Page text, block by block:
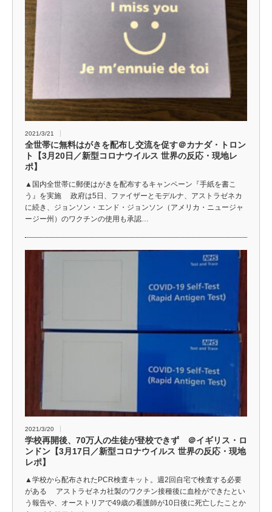
2021/3/21
全世帯に無料はがきを配布し交流を促す＠カナダ・トロン
ト【3月20日／新型コロナウイルス 世界の反応・現地レ
ポ】
▲国内全世帯に郵便はがきを配布するキャンペーン『手紙を書こ
う』を実施 政府は5日、ファイザーとモデルナ、アストラゼネカ
に続き、ジョンソン・エンド・ジョンソン（アメリカ・ニュージャ
ージー州）のワクチンの使用も承認…
2021/3/20
学校再開後、70万人の生徒が登校できず ＠イギリス・ロ
ンドン【3月17日／新型コロナウイルス 世界の反応・現地
レポ】
▲学校から配布されたPCR検査キット。週2回自宅で検査する必要
がある アストラゼネカ社製のワクチン接種後に血栓ができたとい
う報告や、オーストリアで49歳の看護師が10日後に死亡したことか